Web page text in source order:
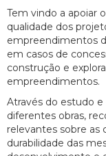
Tem vindo a apoiar
qualidade dos
empreendimentos
em casos de
construção e
empreendimentos.
Através do estudo
diferentes obras,
relevantes sobre as
durabilidade das